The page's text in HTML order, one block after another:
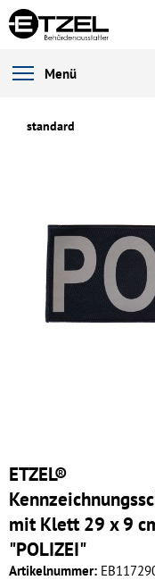
Menü
standard
ETZEL®
mit Klett 29 x 9
"POLIZEI"
Artikelnummer: